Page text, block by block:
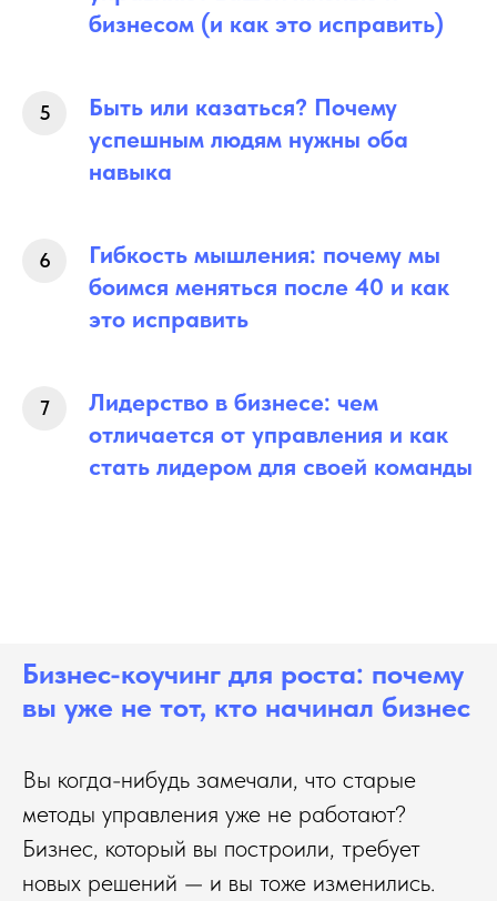
бизнесом (и как это исправить)
Быть или казаться? Почему
успешным людям нужны оба
навыка
Гибкость мышления: почему мы
боимся меняться после 40 и как
это исправить
Лидерство в бизнесе: чем
отличается от управления и как
стать лидером для своей команды
Бизнес-коучинг для роста: почему
вы уже не тот, кто начинал бизнес
Вы когда-нибудь замечали, что старые
методы управления уже не работают?
Бизнес, который вы построили, требует
новых решений — и вы тоже изменились.